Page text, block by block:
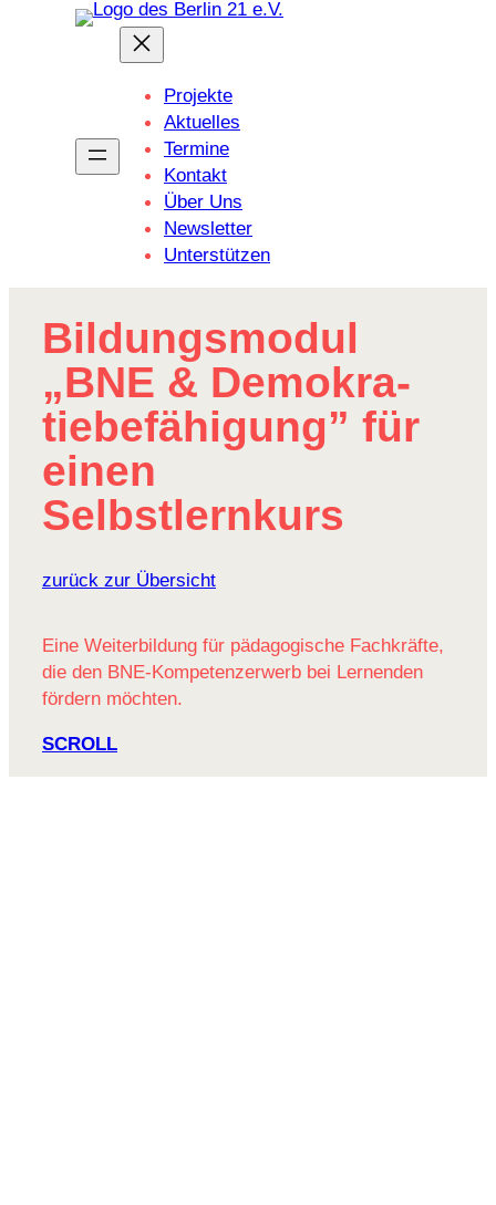
Projekte
Aktuelles
Termine
Kontakt
Über Uns
Newsletter
Unterstützen
Bildungs­modul
„BNE & Demo­kra­
tie­be­fä­hi­gung” für
einen
Selbstlernkurs
zurück zur Übersicht
Eine Weiterbildung für pädagogische Fachkräfte,
die den BNE-Kompetenzerwerb bei Lernenden
fördern möchten.
SCROLL